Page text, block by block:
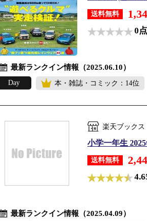
送料無料
0点
最新ランクイン情報（2025.06.10）
Day 本・雑誌・コミック：14位
楽天ブックス
小学一年生
送料無料
最新ランクイン情報（2025.04.09）